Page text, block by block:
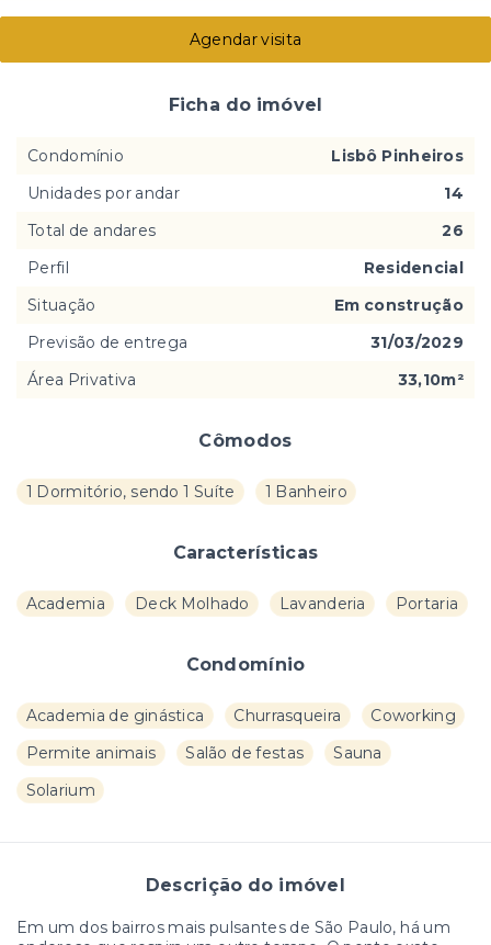
Cômodos
1 Dormitório, sendo 1 Suíte 1 Banheiro
Características
Academia Deck Molhado Lavanderia Portaria
Condomínio
Academia de ginástica Churrasqueira
Coworking
Permite animais
Salão de festas
Sauna
Solarium
Descrição do imóvel
Em um dos bairros mais pulsantes de São Paulo, há um
Agendar visita
Ficha do imóvel
Condomínio
Lisbô Pinheiros
Unidades por andar
14
Total de andares
26
Perfil
Residencial
Situação
Em construção
Previsão de entrega
31/03/2029
Área Privativa
33,10m²